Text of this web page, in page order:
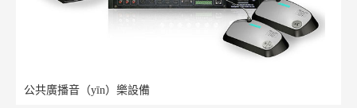
公共廣播音（yīn）樂設備